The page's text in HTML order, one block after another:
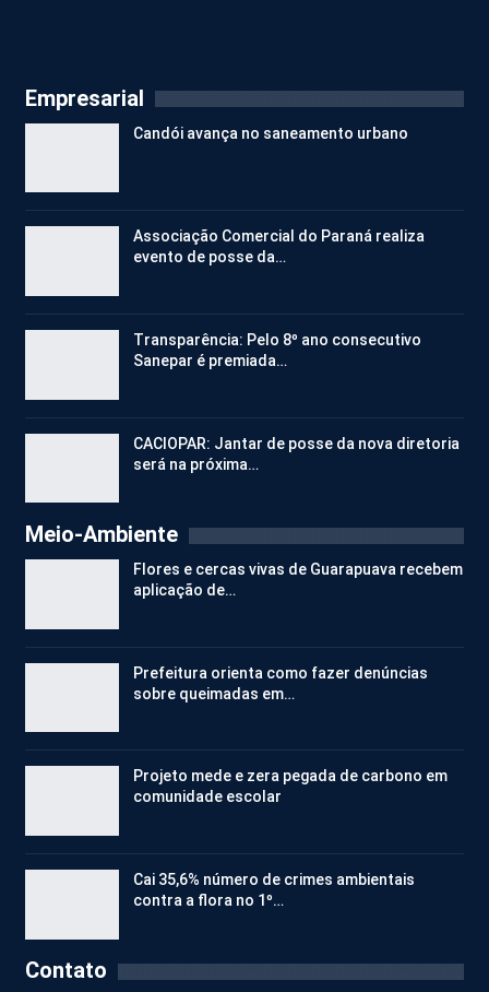
Empresarial
Candói avança no saneamento urbano
Associação Comercial do Paraná realiza
evento de posse da…
Transparência: Pelo 8º ano consecutivo
Sanepar é premiada…
CACIOPAR: Jantar de posse da nova diretoria
será na próxima…
Meio-Ambiente
Flores e cercas vivas de Guarapuava recebem
aplicação de…
Prefeitura orienta como fazer denúncias
sobre queimadas em…
Projeto mede e zera pegada de carbono em
comunidade escolar
Cai 35,6% número de crimes ambientais
contra a flora no 1º…
Contato